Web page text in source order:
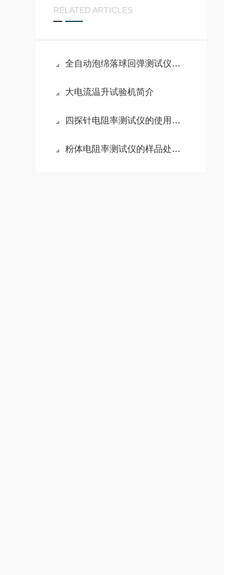
RELATED ARTICLES
全自动泡绵落球回弹测试仪简介
大电流温升试验机简介
四探针电阻率测试仪的使用方法
粉体电阻率测试仪的样品处理、准备和使用要求: